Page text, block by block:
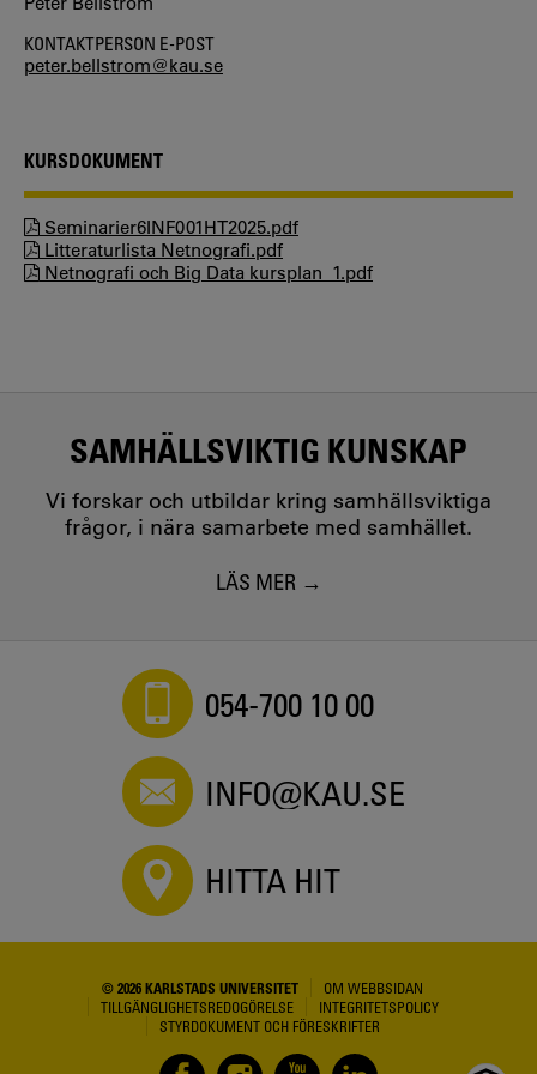
KONTAKTPERSON E-POST
peter.bellstrom@kau.se
KURSDOKUMENT
Seminarier6INF001HT2025.pdf
Litteraturlista Netnografi.pdf
Netnografi och Big Data kursplan_1.pdf
SAMHÄLLSVIKTIG KUNSKAP
Vi forskar och utbildar kring samhällsviktiga
frågor, i nära samarbete med samhället.
LÄS MER
054-700 10 00
INFO@KAU.SE
HITTA HIT
© 2026 KARLSTADS UNIVERSITET
OM WEBBSIDAN
TILLGÄNGLIGHETSREDOGÖRELSE
INTEGRITETSPOLICY
STYRDOKUMENT OCH FÖRESKRIFTER